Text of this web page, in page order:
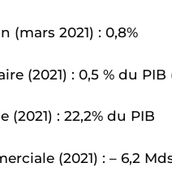
(mars 2021) : 0,8%
(2021) : 0,5 % du
: 22,2% du PIB
(2021) : – 6,2